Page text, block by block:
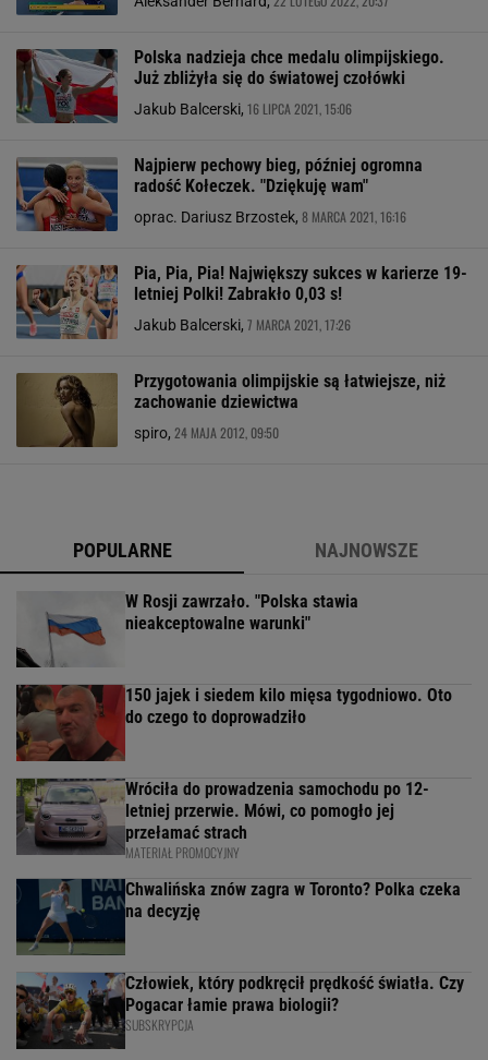
Polska nadzieja chce medalu olimpijskiego.
Już zbliżyła się do światowej czołówki
Jakub Balcerski, 16 LIPCA 2021, 15:06
Najpierw pechowy bieg, później ogromna
radość Kołeczek. "Dziękuję wam"
oprac. Dariusz Brzostek, 8 MARCA 2021, 16:16
Pia, Pia, Pia! Największy sukces w karierze 19-
letniej Polki! Zabrakło 0,03 s!
Jakub Balcerski, 7 MARCA 2021, 17:26
Przygotowania olimpijskie są łatwiejsze, niż
zachowanie dziewictwa
spiro, 24 MAJA 2012, 09:50
POPULARNE NAJNOWSZE
W Rosji zawrzało. "Polska stawia
nieakceptowalne warunki"
150 jajek i siedem kilo mięsa tygodniowo. Oto
do czego to doprowadziło
Wróciła do prowadzenia samochodu po 12-
letniej przerwie. Mówi, co pomogło jej
przełamać strach
MATERIAŁ PROMOCYJNY
Chwalińska znów zagra w Toronto? Polka czeka
na decyzję
Człowiek, który podkręcił prędkość światła. Czy
Pogacar łamie prawa biologii?
SUBSKRYPCJA